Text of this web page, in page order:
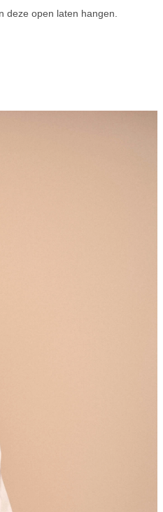
deze open laten hangen.